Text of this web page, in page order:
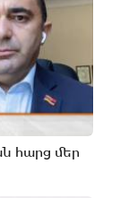
հարց մեր